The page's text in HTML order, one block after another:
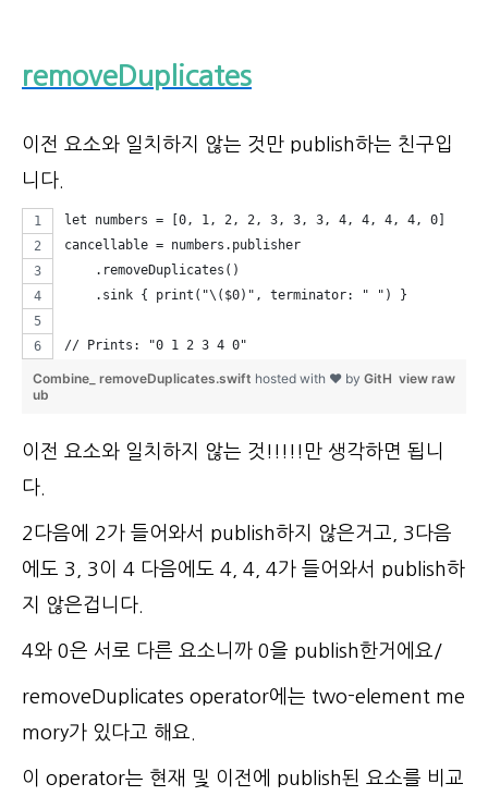
removeDuplicates
이전 요소와 일치하지 않는 것만 publish하는 친구입
니다.
let numbers = [0, 1, 2, 2, 3, 3, 3, 4, 4, 4, 4, 0]
cancellable = numbers.publisher
    .removeDuplicates()
    .sink { print("\($0)", terminator: " ") }
// Prints: "0 1 2 3 4 0"
view raw
Combine_ removeDuplicates.swift hosted with ❤ by GitH
ub
이전 요소와 일치하지 않는 것!!!!!만 생각하면 됩니
다.
2다음에 2가 들어와서 publish하지 않은거고, 3다음
에도 3, 3이 4 다음에도 4, 4, 4가 들어와서 publish하
지 않은겁니다.
4와 0은 서로 다른 요소니까 0을 publish한거에요/
removeDuplicates operator에는 two-element me
mory가 있다고 해요.
이 operator는 현재 및 이전에 publish된 요소를 비교